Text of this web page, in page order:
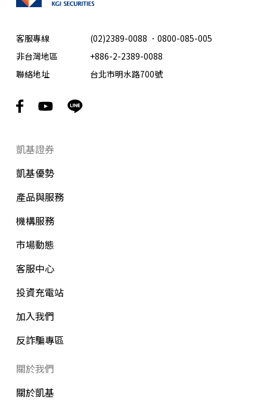
客服專線 (02)2389-0088 ． 0800-085-005
非台灣地區
+886-2-2389-0088
聯絡地址
台北市明水路700號
凱基證券
凱基優勢
產品與服務
機構服務
市場動態
客服中心
投資充電站
加入我們
反詐騙專區
關於我們
關於凱基